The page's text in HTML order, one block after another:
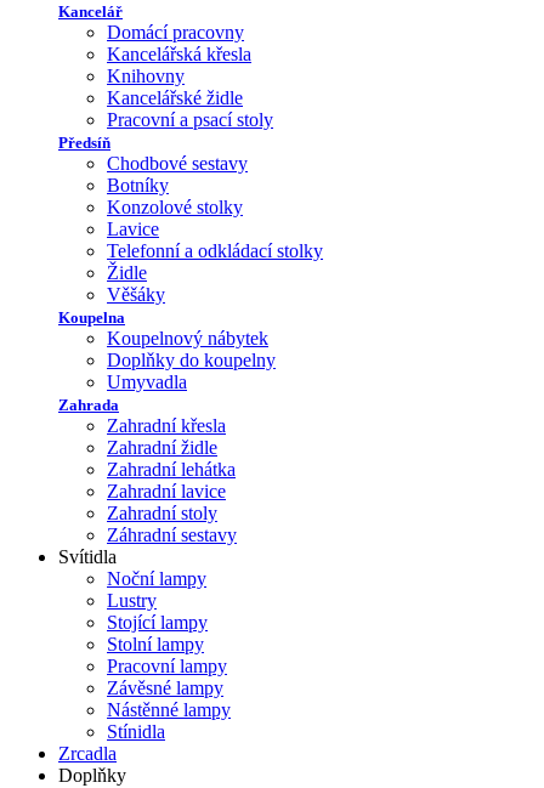
Kancelář
Domácí pracovny
Kancelářská křesla
Knihovny
Kancelářské židle
Pracovní a psací stoly
Předsíň
Chodbové sestavy
Botníky
Konzolové stolky
Lavice
Telefonní a odkládací stolky
Židle
Věšáky
Koupelna
Koupelnový nábytek
Doplňky do koupelny
Umyvadla
Zahrada
Zahradní křesla
Zahradní židle
Zahradní lehátka
Zahradní lavice
Zahradní stoly
Záhradní sestavy
Svítidla
Noční lampy
Lustry
Stojící lampy
Stolní lampy
Pracovní lampy
Závěsné lampy
Nástěnné lampy
Stínidla
Zrcadla
Doplňky